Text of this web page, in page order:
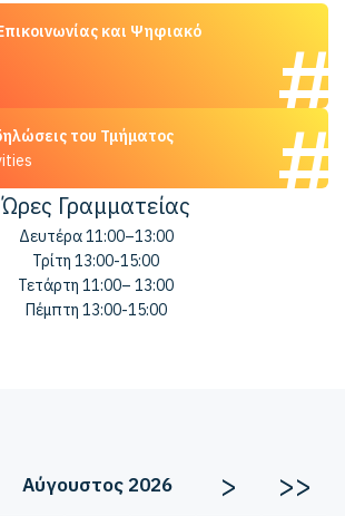
και Ψηφιακό
του Τμήματος
Ώρες Γραμματείας
Δευτέρα 11:00–13:00
Τρίτη 13:00-15:00
Τετάρτη 11:00– 13:00
Πέμπτη 13:00-15:00
Αύγουστος 2026 > >>